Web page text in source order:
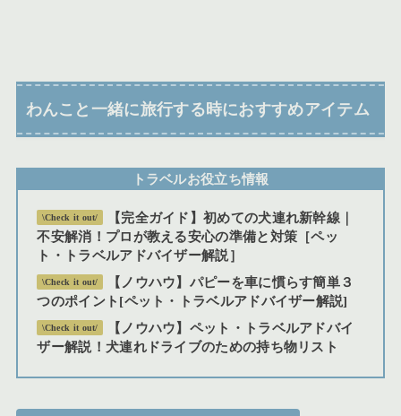
わんこと一緒に旅行する時におすすめアイテム
トラベルお役立ち情報
\Check it out/
【完全ガイド】初めての犬連れ新幹線｜
不安解消！プロが教える安心の準備と対策［ペッ
ト・トラベルアドバイザー解説］
\Check it out/
【ノウハウ】パピーを車に慣らす簡単３
つのポイント[ペット・トラベルアドバイザー解説]
\Check it out/
【ノウハウ】ペット・トラベルアドバイ
ザー解説！犬連れドライブのための持ち物リスト